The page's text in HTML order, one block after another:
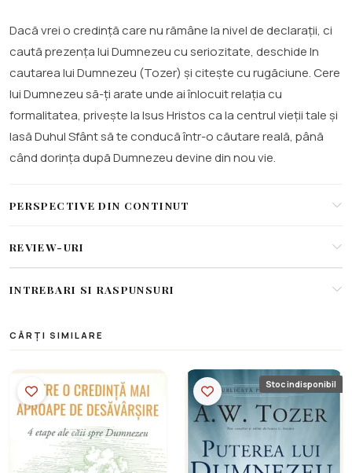
Dacă vrei o credință care nu rămâne la nivel de declarații, ci
caută prezența lui Dumnezeu cu seriozitate, deschide In
cautarea lui Dumnezeu (Tozer) și citește cu rugăciune. Cere
lui Dumnezeu să-ți arate unde ai înlocuit relația cu
formalitatea, privește la Isus Hristos ca la centrul vieții tale și
lasă Duhul Sfânt să te conducă într-o căutare reală, până
când dorința după Dumnezeu devine din nou vie.
PERSPECTIVE DIN CONTINUT
REVIEW-URI
INTREBARI SI RASPUNSURI
CĂRȚI SIMILARE
Stoc indisponibil